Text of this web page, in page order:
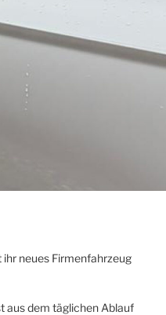
neues Firmenfahrzeug
aus dem täglichen Ablauf